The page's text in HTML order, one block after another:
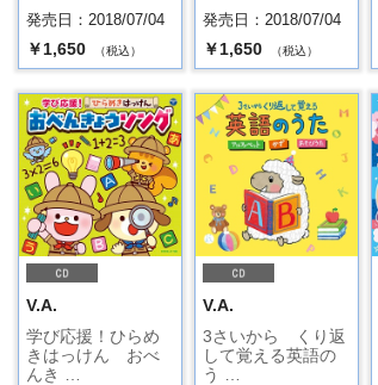
発売日：2018/07/04
￥1,650 （税込）
発売日：2018/07/04
￥1,650 （税込）
V.A.
学び応援！ひらめ
きはっけん おべ
んき …
V.A.
3さいから くり返
して覚える英語の
う …